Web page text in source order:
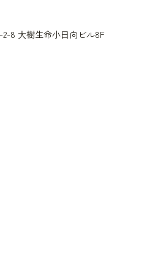
8 ⼤樹生命小⽇向ビル8F